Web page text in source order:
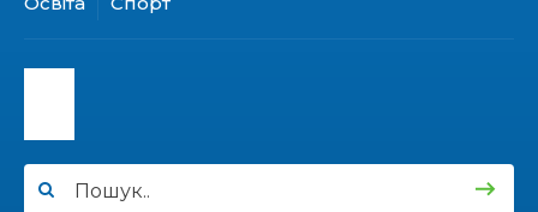
31 лип
15:24
31 лип